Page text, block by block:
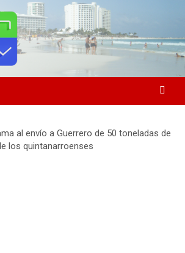
Tv
al envío a Guerrero de 50 toneladas de
los quintanarroenses